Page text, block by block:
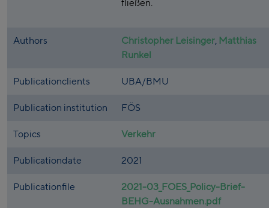
fließen.
Authors Christopher Leisinger, Matthias
Runkel
Publicationclients UBA/BMU
Publication institution FÖS
Topics Verkehr
Publicationdate 2021
Publicationfile
2021-03_FOES_Policy-Brief-
BEHG-Ausnahmen.pdf